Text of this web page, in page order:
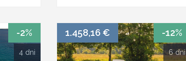
-2%
4 dni
1.458,16 € -12%
6 dni